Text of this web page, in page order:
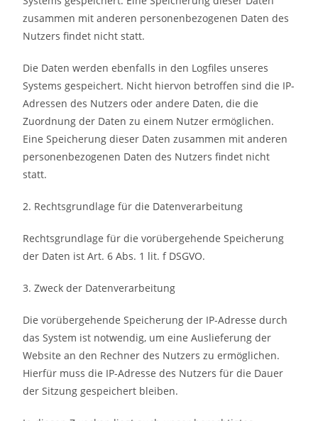
zusammen mit anderen personenbezogenen Daten des
Nutzers findet nicht statt.
Die Daten werden ebenfalls in den Logfiles unseres
Systems gespeichert. Nicht hiervon betroffen sind die IP-
Adressen des Nutzers oder andere Daten, die die
Zuordnung der Daten zu einem Nutzer ermöglichen.
Eine Speicherung dieser Daten zusammen mit anderen
personenbezogenen Daten des Nutzers findet nicht
statt.
2. Rechtsgrundlage für die Datenverarbeitung
Rechtsgrundlage für die vorübergehende Speicherung
der Daten ist Art. 6 Abs. 1 lit. f DSGVO.
3. Zweck der Datenverarbeitung
Die vorübergehende Speicherung der IP-Adresse durch
das System ist notwendig, um eine Auslieferung der
Website an den Rechner des Nutzers zu ermöglichen.
Hierfür muss die IP-Adresse des Nutzers für die Dauer
der Sitzung gespeichert bleiben.